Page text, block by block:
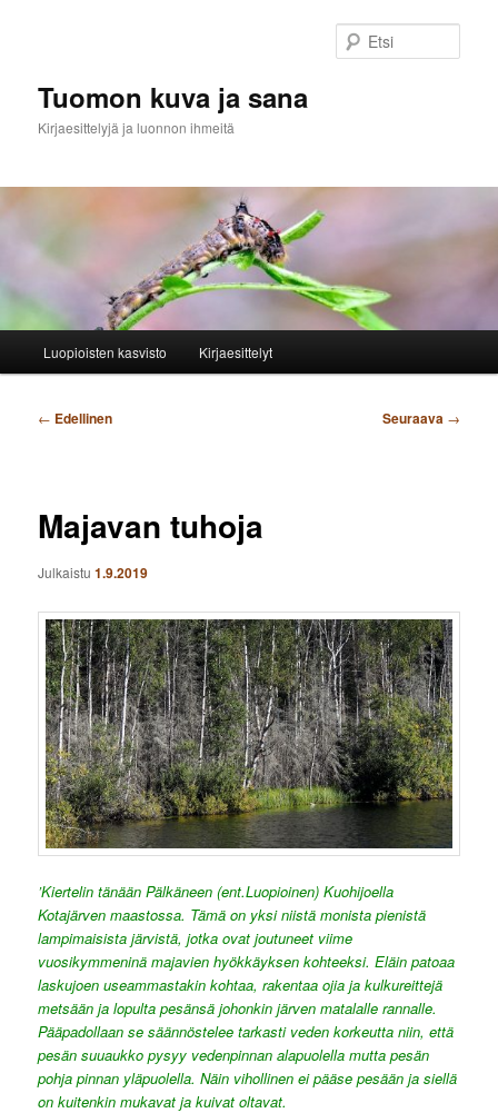
Tuomon kuva ja sana
Kirjaesittelyjä ja luonnon ihmeitä
Luopioisten kasvisto Kirjaesittelyt
Artikkelien
← Edellinen Seuraava →
Majavan tuhoja
Julkaistu1.9.2019
’Kiertelin tänään Pälkäneen (ent.Luopioinen) Kuohijoella
Kotajärven maastossa. Tämä on yksi niistä monista pienistä
lampimaisista järvistä, jotka ovat joutuneet viime
vuosikymmeninä majavien hyökkäyksen kohteeksi. Eläin patoaa
laskujoen useammastakin kohtaa, rakentaa ojia ja kulkureittejä
metsään ja lopulta pesänsä johonkin järven matalalle rannalle.
Pääpadollaan se säännöstelee tarkasti veden korkeutta niin, että
pesän suuaukko pysyy vedenpinnan alapuolella mutta pesän
pohja pinnan yläpuolella. Näin vihollinen ei pääse pesään ja siellä
on kuitenkin mukavat ja kuivat oltavat.